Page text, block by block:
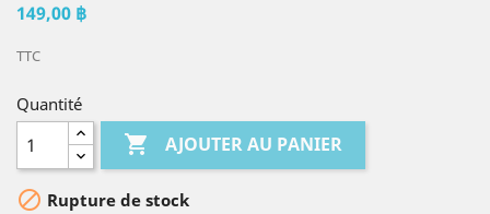
149,00 ฿
TTC
Quantité
 AJOUTER AU PANIER
 Rupture de stock